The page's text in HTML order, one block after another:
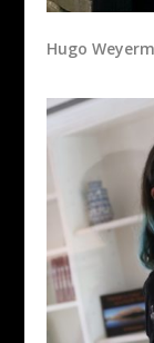
Hugo